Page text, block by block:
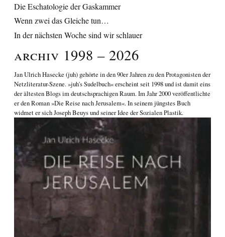
Die Eschatologie der Gaskammer
Wenn zwei das Gleiche tun…
In der nächsten Woche sind wir schlauer
Archiv 1998 – 2026
Jan Ulrich Hasecke (juh) gehörte in den 90er Jahren zu den Protagonisten der
Netzliteratur-Szene. »juh's Sudelbuch« erscheint seit 1998 und ist damit eins
der ältesten Blogs im deutschsprachigen Raum. Im Jahr 2000 veröffentlichte
er den Roman»Die Reise nach Jerusalem«. In seinem jüngstes Buch
widmet er sichJoseph Beuys und seiner Idee der Sozialen Plastik.